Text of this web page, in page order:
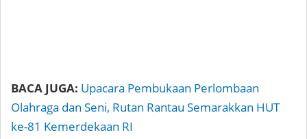
BACA JUGA: Upacara Pembukaan Perlombaan
Olahraga dan Seni, Rutan Rantau Semarakkan HUT
ke-81 Kemerdekaan RI